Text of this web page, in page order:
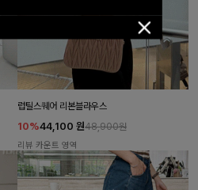
럽틸스퀘어 리본블라우스
10%44,100 원48,900원
리뷰 카운트 영역